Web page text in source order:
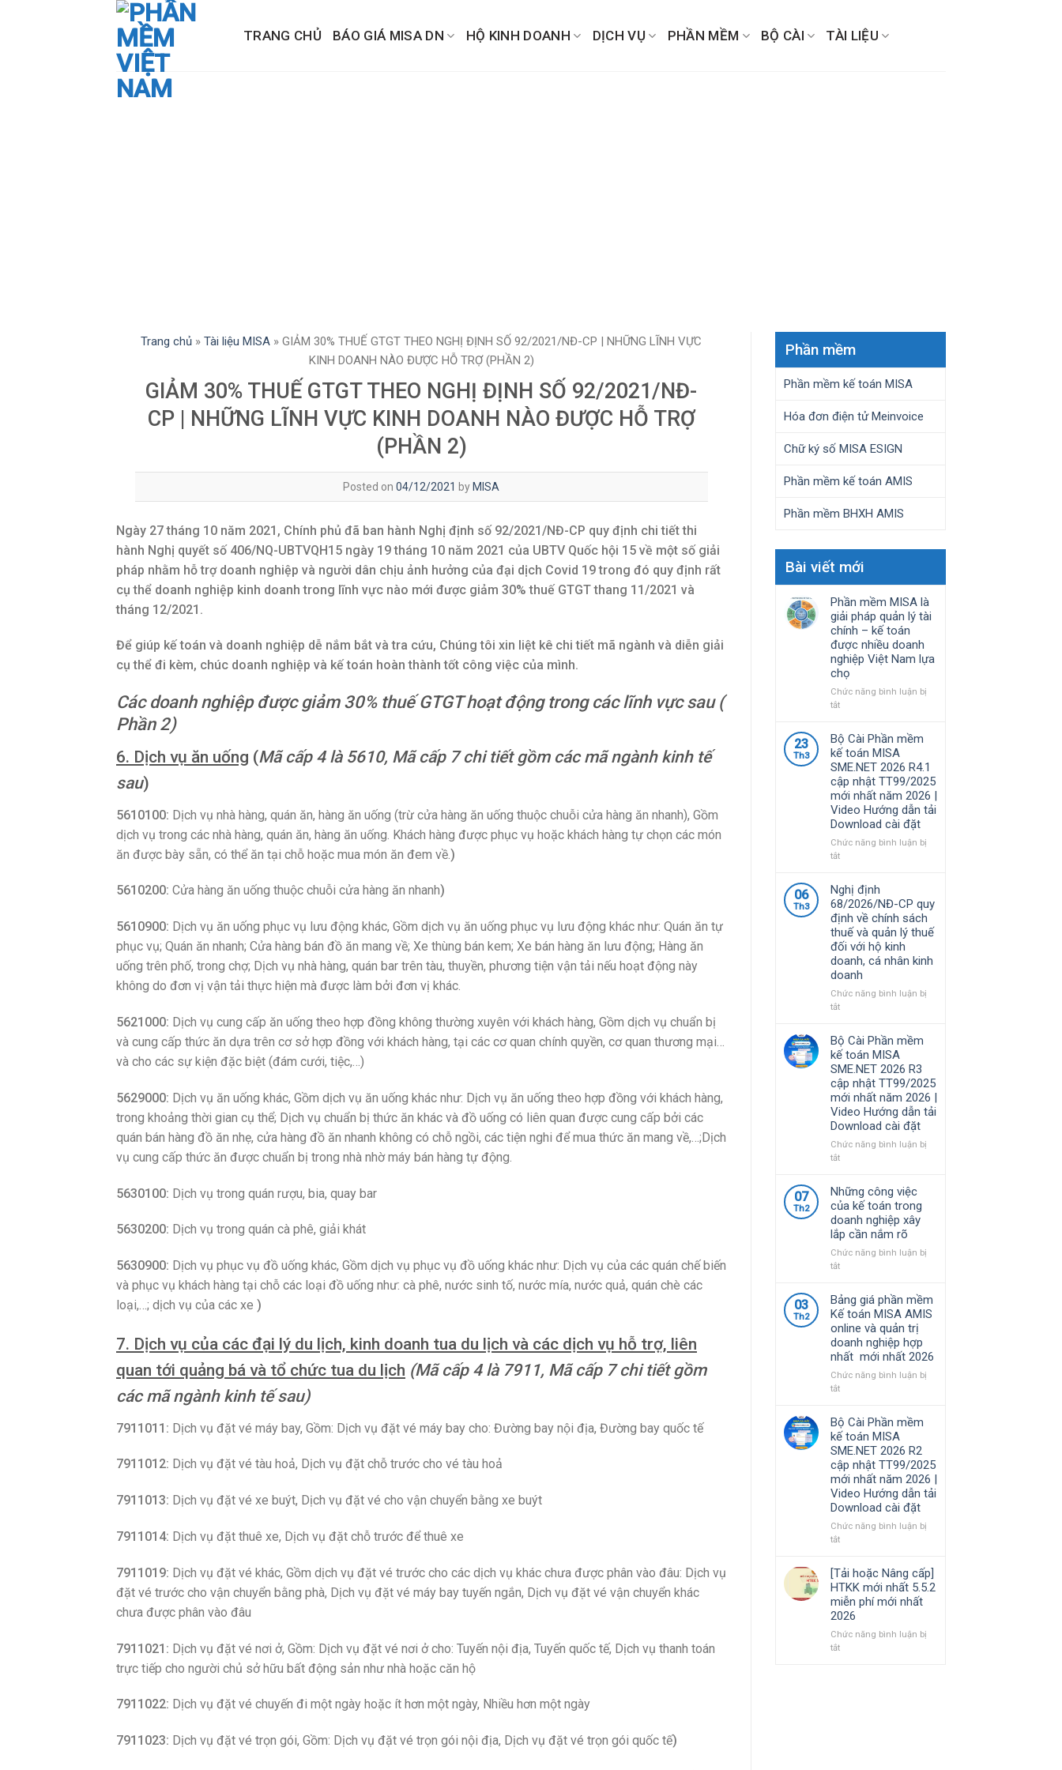
TRANG CHỦ BÁO GIÁ MISA DN HỘ KINH DOANH DỊCH VỤ PHẦN MỀM BỘ CÀI TÀI LIỆU
Trang chủ »Tài liệu MISA »GIẢM 30% THUẾ GTGT THEO NGHỊ ĐỊNH SỐ 92/2021/NĐ-CP | NHỮNG LĨNH VỰC
KINH DOANH NÀO ĐƯỢC HỖ TRỢ (PHẦN 2)
GIẢM 30% THUẾ GTGT THEO NGHỊ ĐỊNH SỐ 92/2021/NĐ-
CP | NHỮNG LĨNH VỰC KINH DOANH NÀO ĐƯỢC HỖ TRỢ
(PHẦN 2)
Posted on04/12/2021 byMISA
Ngày 27 tháng 10 năm 2021, Chính phủ đã ban hành Nghị định số 92/2021/NĐ-CP quy định chi tiết thi
hành Nghị quyết số 406/NQ-UBTVQH15 ngày 19 tháng 10 năm 2021 của UBTV Quốc hội 15 về một số giải
pháp nhằm hỗ trợ doanh nghiệp và người dân chịu ảnh hưởng của đại dịch Covid 19 trong đó quy định rất
cụ thể doanh nghiệp kinh doanh trong lĩnh vực nào mới được giảm 30% thuế GTGT thang 11/2021 và
tháng 12/2021.
Để giúp kế toán và doanh nghiệp dễ nắm bắt và tra cứu, Chúng tôi xin liệt kê chi tiết mã ngành và diễn giải
cụ thể đi kèm, chúc doanh nghiệp và kế toán hoàn thành tốt công việc của mình.
Các doanh nghiệp được giảm 30% thuế GTGT hoạt động trong các lĩnh vực sau (
Phần 2)
6. Dịch vụ ăn uống (Mã cấp 4 là 5610, Mã cấp 7 chi tiết gồm các mã ngành kinh tế
sau)
5610100: Dịch vụ nhà hàng, quán ăn, hàng ăn uống (trừ cửa hàng ăn uống thuộc chuỗi cửa hàng ăn nhanh), Gồm
dịch vụ trong các nhà hàng, quán ăn, hàng ăn uống. Khách hàng được phục vụ hoặc khách hàng tự chọn các món
ăn được bày sẵn, có thể ăn tại chỗ hoặc mua món ăn đem về.)
5610200: Cửa hàng ăn uống thuộc chuỗi cửa hàng ăn nhanh)
5610900: Dịch vụ ăn uống phục vụ lưu động khác, Gồm dịch vụ ăn uống phục vụ lưu động khác như: Quán ăn tự
phục vụ; Quán ăn nhanh; Cửa hàng bán đồ ăn mang về; Xe thùng bán kem; Xe bán hàng ăn lưu động; Hàng ăn
uống trên phố, trong chợ; Dịch vụ nhà hàng, quán bar trên tàu, thuyền, phương tiện vận tải nếu hoạt động này
không do đơn vị vận tải thực hiện mà được làm bởi đơn vị khác.
5621000: Dịch vụ cung cấp ăn uống theo hợp đồng không thường xuyên với khách hàng, Gồm dịch vụ chuẩn bị
và cung cấp thức ăn dựa trên cơ sở hợp đồng với khách hàng, tại các cơ quan chính quyền, cơ quan thương mại…
và cho các sự kiện đặc biệt (đám cưới, tiệc,…)
5629000: Dịch vụ ăn uống khác, Gồm dịch vụ ăn uống khác như: Dịch vụ ăn uống theo hợp đồng với khách hàng,
trong khoảng thời gian cụ thể; Dịch vụ chuẩn bị thức ăn khác và đồ uống có liên quan được cung cấp bởi các
quán bán hàng đồ ăn nhẹ, cửa hàng đồ ăn nhanh không có chỗ ngồi, các tiện nghi để mua thức ăn mang về,…;Dịch
vụ cung cấp thức ăn được chuẩn bị trong nhà nhờ máy bán hàng tự động.
5630100: Dịch vụ trong quán rượu, bia, quay bar
5630200: Dịch vụ trong quán cà phê, giải khát
5630900: Dịch vụ phục vụ đồ uống khác, Gồm dịch vụ phục vụ đồ uống khác như: Dịch vụ của các quán chế biến
và phục vụ khách hàng tại chỗ các loại đồ uống như: cà phê, nước sinh tố, nước mía, nước quả, quán chè các
loại,…; dịch vụ của các xe )
7. Dịch vụ của các đại lý du lịch, kinh doanh tua du lịch và các dịch vụ hỗ trợ, liên
quan tới quảng bá và tổ chức tua du lịch (Mã cấp 4 là 7911, Mã cấp 7 chi tiết gồm
các mã ngành kinh tế sau)
7911011: Dịch vụ đặt vé máy bay, Gồm: Dịch vụ đặt vé máy bay cho: Đường bay nội địa, Đường bay quốc tế
7911012: Dịch vụ đặt vé tàu hoả, Dịch vụ đặt chỗ trước cho vé tàu hoả
7911013: Dịch vụ đặt vé xe buýt, Dịch vụ đặt vé cho vận chuyển bằng xe buýt
7911014: Dịch vụ đặt thuê xe, Dịch vụ đặt chỗ trước để thuê xe
7911019: Dịch vụ đặt vé khác, Gồm dịch vụ đặt vé trước cho các dịch vụ khác chưa được phân vào đâu: Dịch vụ
đặt vé trước cho vận chuyển bằng phà, Dịch vụ đặt vé máy bay tuyến ngắn, Dịch vụ đặt vé vận chuyển khác
chưa được phân vào đâu
7911021: Dịch vụ đặt vé nơi ở, Gồm: Dịch vụ đặt vé nơi ở cho: Tuyến nội địa, Tuyến quốc tế, Dịch vụ thanh toán
trực tiếp cho người chủ sở hữu bất động sản như nhà hoặc căn hộ
7911022: Dịch vụ đặt vé chuyến đi một ngày hoặc ít hơn một ngày, Nhiều hơn một ngày
7911023: Dịch vụ đặt vé trọn gói, Gồm: Dịch vụ đặt vé trọn gói nội địa, Dịch vụ đặt vé trọn gói quốc tế)
Phần mềm
Phần mềm kế toán MISA
Hóa đơn điện tử Meinvoice
Chữ ký số MISA ESIGN
Phần mềm kế toán AMIS
Phần mềm BHXH AMIS
Bài viết mới
Phần mềm MISA là
giải pháp quản lý tài
chính – kế toán
được nhiều doanh
nghiệp Việt Nam lựa
chọ
Chức năng bình luận bị
tắtở
mềm
MISA
là
giải
pháp
quản
lý
tài
chính
–
được
nhiều
doanh
nghiệp
Việt
Nam
lựa
23
Th3
Bộ Cài Phần mềm
kế toán MISA
SME.NET 2026 R4.1
cập nhật TT99/2025
mới nhất năm 2026 |
Video Hướng dẫn tải
Download cài đặt
Chức năng bình luận bị
tắtở
Phần
mềm
kế
toán
MISA
SME.NET
2026
R4.1
cập
mới
nhất
năm
2026
|
Video
Hướng
tải
Download
đặt
06
Th3
Nghị định
68/2026/NĐ-CP quy
định về chính sách
thuế và quản lý thuế
đối với hộ kinh
doanh, cá nhân kinh
doanh
Chức năng bình luận bị
tắtở
định
68/2026/NĐ-
CP
quy
định
về
chính
sách
thuế
và
thuế
đối
với
hộ
kinh
doanh,
kinh
doanh
Bộ Cài Phần mềm
kế toán MISA
SME.NET 2026 R3
cập nhật TT99/2025
mới nhất năm 2026 |
Video Hướng dẫn tải
Download cài đặt
Chức năng bình luận bị
tắtở
Phần
mềm
kế
toán
MISA
SME.NET
R3
cập
nhật
TT99/2025
mới
nhất
năm
2026
Hướng
dẫn
tải
Download
cài
đặt
07
Th2
Những công việc
của kế toán trong
doanh nghiệp xây
lắp cần nắm rõ
Chức năng bình luận bị
tắtở
công
việc
của
kế
toán
trong
doanh
nghiệp
cần
nắm
rõ
03
Th2
Bảng giá phần mềm
Kế toán MISA AMIS
online và quản trị
doanh nghiệp hợp
nhất mới nhất 2026
Chức năng bình luận bị
tắtở
giá
phần
mềm
Kế
toán
MISA
AMIS
online
và
quản
nghiệp
hợp
nhất
mới
nhất
2026
Bộ Cài Phần mềm
kế toán MISA
SME.NET 2026 R2
cập nhật TT99/2025
mới nhất năm 2026 |
Video Hướng dẫn tải
Download cài đặt
Chức năng bình luận bị
tắtở
Cài
Phần
mềm
kế
toán
MISA
SME.NET
[Tải hoặc Nâng cấp]
HTKK mới nhất 5.5.2
miễn phí mới nhất
2026
Chức năng bình luận bị
tắtở